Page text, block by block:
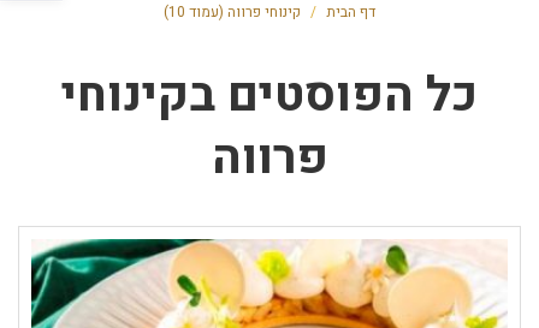
דף הבית / קינוחי פרווה (עמוד 10)
כל הפוסטים בקינוחי
פרווה